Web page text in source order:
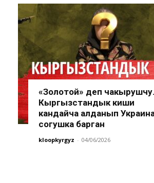
«Золотой» деп чакырушчу.
Кыргызстандык киши
кандайча алданып
согушка барган
kloopkyrgyz - 04/06/2026